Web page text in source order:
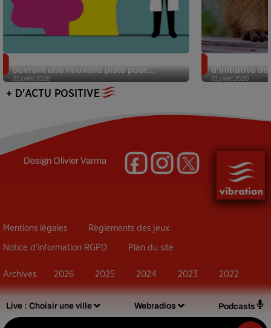
Live : Choisir une ville Webradios Podcasts
31 juillet 2026
ouvrent une nouvelle piste pour...
31 juillet 2026
d’initiative
+ D'ACTU POSITIVE
DesignOlivier Varma
Mentions légales Règlements des jeux
Notice d’information RGPD Plan du site
Archives 2026 2025 2024 2023 2022